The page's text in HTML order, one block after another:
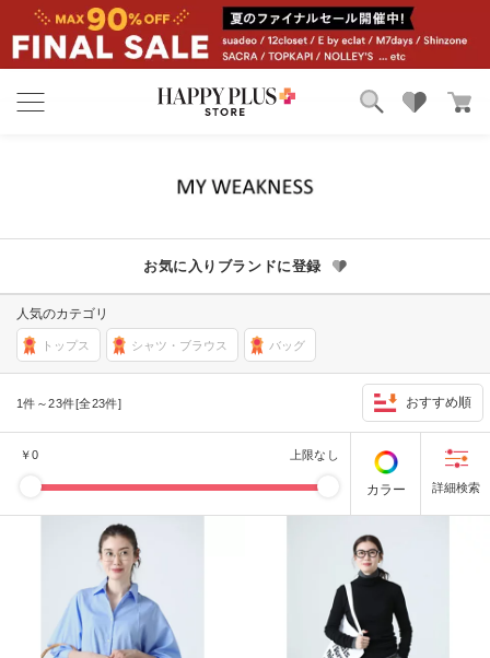
お気に入り
お気に入りブランドに登録
人気のカテゴリ
トップス シャツ・ブラウス バッグ
1件～23件[全23件] おすすめ順
￥0 上限なし
カラー